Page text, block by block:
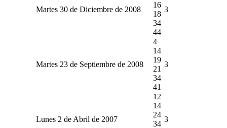
Martes 30 de Diciembre de 2008
16
18
34
44
3
Martes 23 de Septiembre de 2008
4
14
19
21
34
41
3
Lunes 2 de Abril de 2007
12
14
24
34
3